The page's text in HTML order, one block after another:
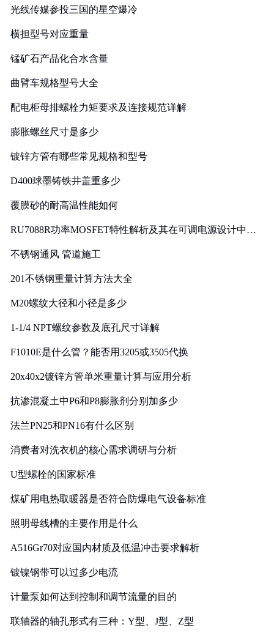
光线传媒参投三国的星空爆冷
横担型号对应重量
锰矿石产品化合水含量
曲臂车规格型号大全
配电柜母排螺栓力矩要求及连接规范详解
膨胀螺丝尺寸是多少
镀锌方管有哪些常见规格和型号
D400球墨铸铁井盖重多少
覆膜砂的耐高温性能如何
RU7088R功率MOSFET特性解析及其在可调电源设计中的
不锈钢通风 管道施工
201不锈钢重量计算方法大全
M20螺纹大径和小径是多少
1-1/4 NPT螺纹参数及底孔尺寸详解
F1010E是什么管？能否用3205或3505代换
20x40x2镀锌方管单米重量计算与应用分析
抗渗混凝土中P6和P8膨胀剂分别加多少
法兰PN25和PN16有什么区别
消费者对洗衣机的核心需求调研与分析
U型螺栓的国家标准
煤矿用电热取暖器是否符合防爆电气设备标准
照明母线槽的主要作用是什么
A516Gr70对应国内材质及低温冲击要求解析
镀镍钢带可以过多少电流
计量泵如何达到控制和调节流量的目的
联轴器的轴孔形式有三种：Y型、J型、Z型